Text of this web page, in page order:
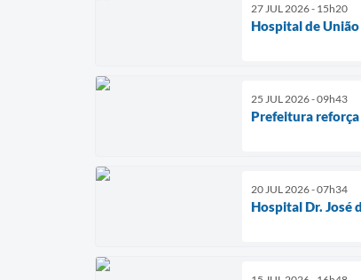
27 JUL 2026 - 15h20
Hospital de
25 JUL 2026 - 09h43
Prefeitura
20 JUL 2026 - 07h34
Hospital Dr. José